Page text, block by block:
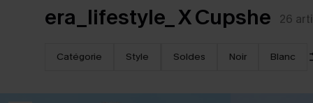
era_lifestyle_ X Cupshe 26
Catégorie Style Soldes Noir Blanc